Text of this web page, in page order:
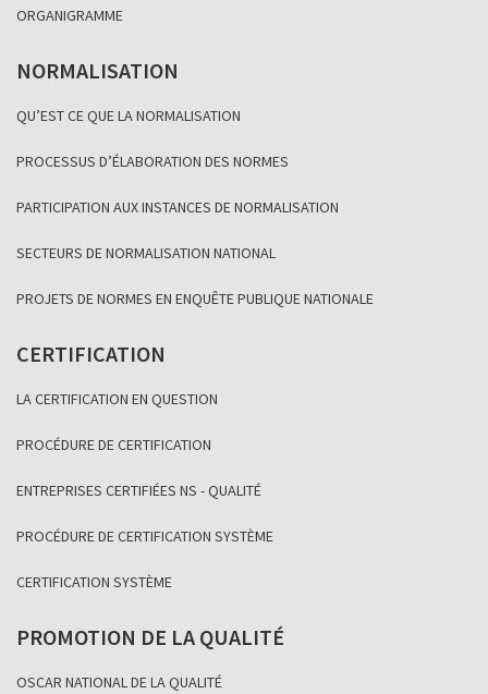
ORGANIGRAMME
NORMALISATION
QU’EST CE QUE LA NORMALISATION
PROCESSUS D’ÉLABORATION DES NORMES
PARTICIPATION AUX INSTANCES DE NORMALISATION
SECTEURS DE NORMALISATION NATIONAL
PROJETS DE NORMES EN ENQUÊTE PUBLIQUE NATIONALE
CERTIFICATION
LA CERTIFICATION EN QUESTION
PROCÉDURE DE CERTIFICATION
ENTREPRISES CERTIFIÉES NS - QUALITÉ
PROCÉDURE DE CERTIFICATION SYSTÈME
CERTIFICATION SYSTÈME
PROMOTION DE LA QUALITÉ
OSCAR NATIONAL DE LA QUALITÉ